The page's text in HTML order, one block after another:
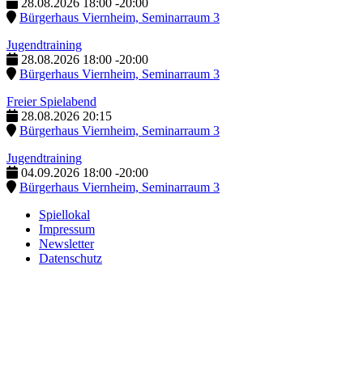
Bürgerhaus Viernheim, Seminarraum 3
Jugendtraining
28.08.2026 18:00 -20:00
Bürgerhaus Viernheim, Seminarraum 3
Freier Spielabend
28.08.2026 20:15
Bürgerhaus Viernheim, Seminarraum 3
Jugendtraining
04.09.2026 18:00 -20:00
Bürgerhaus Viernheim, Seminarraum 3
Spiellokal
Impressum
Newsletter
Datenschutz